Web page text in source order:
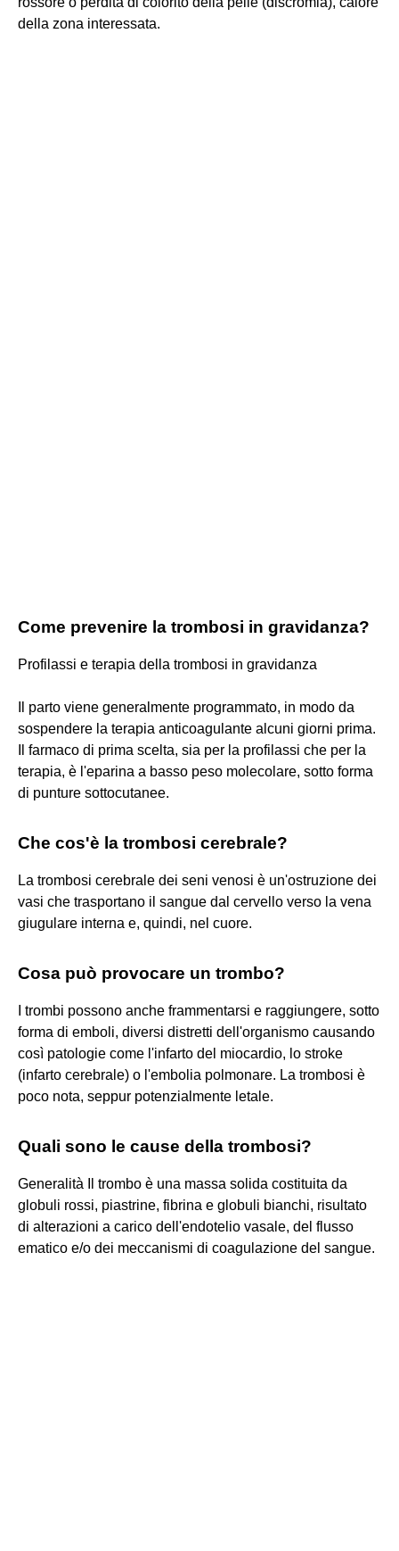
della zona interessata.
Come prevenire la trombosi in gravidanza?
Profilassi e terapia della trombosi in gravidanza
Il parto viene generalmente programmato, in modo da
sospendere la terapia anticoagulante alcuni giorni prima.
Il farmaco di prima scelta, sia per la profilassi che per la
terapia, è l'eparina a basso peso molecolare, sotto forma
di punture sottocutanee.
Che cos'è la trombosi cerebrale?
La trombosi cerebrale dei seni venosi è un'ostruzione dei
vasi che trasportano il sangue dal cervello verso la vena
giugulare interna e, quindi, nel cuore.
Cosa può provocare un trombo?
I trombi possono anche frammentarsi e raggiungere, sotto
forma di emboli, diversi distretti dell'organismo causando
così patologie come l'infarto del miocardio, lo stroke
(infarto cerebrale) o l'embolia polmonare. La trombosi è
poco nota, seppur potenzialmente letale.
Quali sono le cause della trombosi?
Generalità Il trombo è una massa solida costituita da
globuli rossi, piastrine, fibrina e globuli bianchi, risultato
di alterazioni a carico dell'endotelio vasale, del flusso
ematico e/o dei meccanismi di coagulazione del sangue.